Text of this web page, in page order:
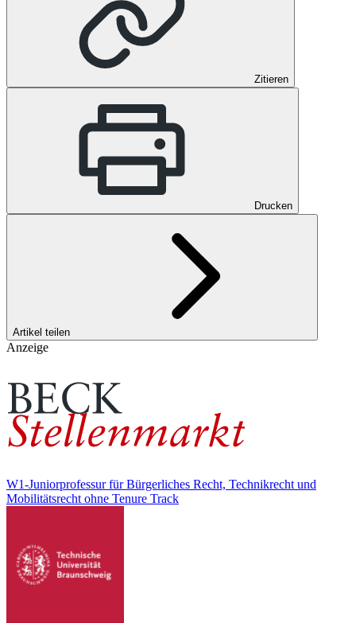
Zitieren
Drucken
Artikel teilen
Anzeige
W1-Juniorprofessur für Bürgerliches Recht, Technikrecht und
Mobilitätsrecht ohne Tenure Track